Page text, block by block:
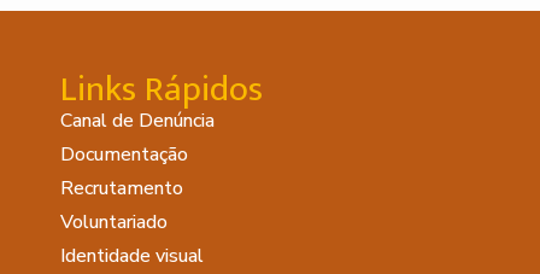
Links Rápidos
Canal de Denúncia
Documentação
Recrutamento
Voluntariado
Identidade visual